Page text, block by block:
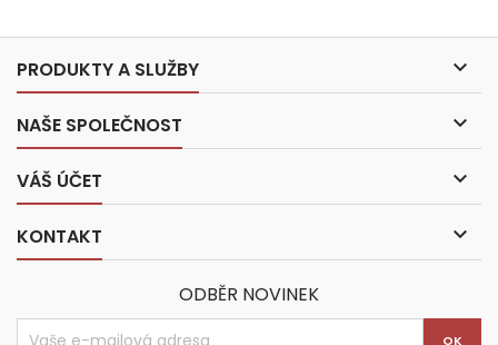
PRODUKTY A SLUŽBY 
NAŠE SPOLEČNOST 
VÁŠ ÚČET 
KONTAKT 
ODBĚR NOVINEK